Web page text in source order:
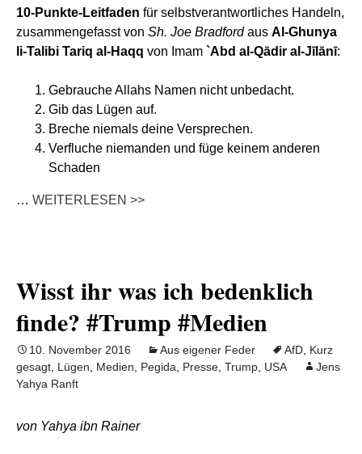
10-Punkte-Leitfaden für selbstverantwortliches Handeln,
zusammengefasst von Sh. Joe Bradfordaus Al-Ghunya
li-Talibi Tariq al-Haqq von Imam `Abd al-Qādir al-Jīlānī:
Gebrauche Allahs Namen nicht unbedacht.
Gib das Lügen auf.
Breche niemals deine Versprechen.
Verfluche niemanden und füge keinem anderen
Schaden
… WEITERLESEN >>
Wisst ihr was ich bedenklich
finde? #Trump #Medien
10. November 2016 Aus eigener Feder AfD Kurz
gesagt Lügen Medien Pegida Presse Trump USA
Jens
Yahya Ranft
von Yahya ibn Rainer